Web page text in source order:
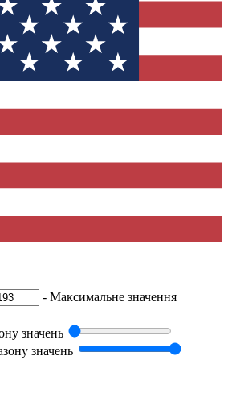
- Максимальне значення
значень
значень